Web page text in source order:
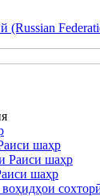
шаҳр
Раиси шаҳр
шаҳр